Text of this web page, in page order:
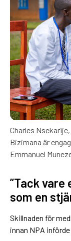
Charles
Bizimana är
Emmanuel
”Tack vare
som en
Skillnaden för
innan NPA